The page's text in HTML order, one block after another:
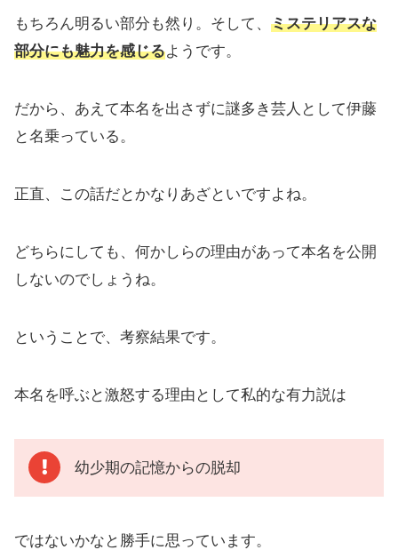
もちろん明るい部分も然り。そして、 ミステリアスな
部分にも魅力を感じるようです。
だから、あえて本名を出さずに謎多き芸人として伊藤
と名乗っている。
正直、この話だとかなりあざといですよね。
どちらにしても、何かしらの理由があって本名を公開
しないのでしょうね。
ということで、考察結果です。
本名を呼ぶと激怒する理由として私的な有力説は
幼少期の記憶からの脱却
ではないかなと勝手に思っています。